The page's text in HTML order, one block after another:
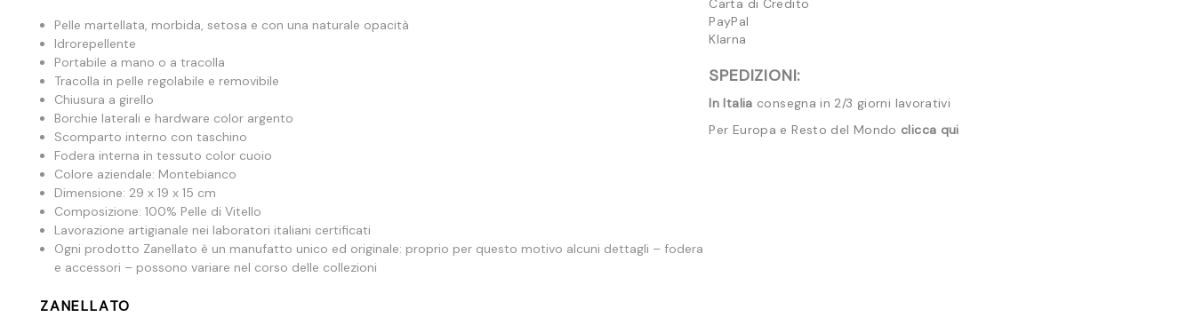
Pelle martellata, morbida, setosa e con una naturale opacità
Idrorepellente
Portabile a mano o a tracolla
Tracolla in pelle regolabile e removibile
Chiusura a girello
Borchie laterali e hardware color argento
Scomparto interno con taschino
Fodera interna in tessuto color cuoio
Colore aziendale: Montebianco
Dimensione: 29 x 19 x 15 cm
Composizione: 100% Pelle di Vitello
Lavorazione artigianale nei laboratori italiani certificati
Ogni prodotto Zanellato è un manufatto unico ed originale: proprio per questo motivo alcuni dettagli – fodera
e accessori – possono variare nel corso delle collezioni
Carta di Credito
PayPal
Klarna
SPEDIZIONI:
In Italia consegna in 2/3 giorni lavorativi
Per Europa e Resto del Mondo clicca qui
ZANELLATO